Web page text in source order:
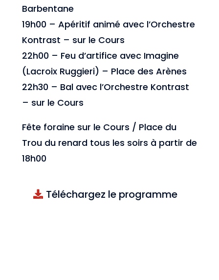
Barbentane
19h00 – Apéritif animé avec l’Orchestre
Kontrast – sur le Cours
22h00 – Feu d’artifice avec Imagine
(Lacroix Ruggieri) – Place des Arènes
22h30 – Bal avec l’Orchestre Kontrast
– sur le Cours
Fête foraine sur le Cours / Place du
Trou du renard tous les soirs à partir de
18h00
Téléchargez le programme